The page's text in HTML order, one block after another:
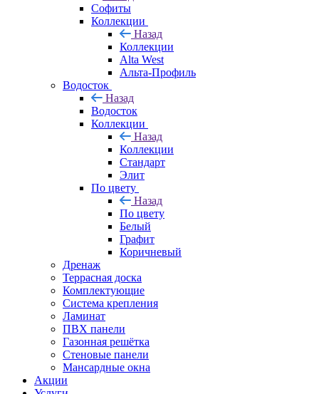
Софиты
Коллекции
Назад
Коллекции
Alta West
Альта-Профиль
Водосток
Назад
Водосток
Коллекции
Назад
Коллекции
Стандарт
Элит
По цвету
Назад
По цвету
Белый
Графит
Коричневый
Дренаж
Террасная доска
Комплектующие
Система крепления
Ламинат
ПВХ панели
Газонная решётка
Стеновые панели
Мансардные окна
Акции